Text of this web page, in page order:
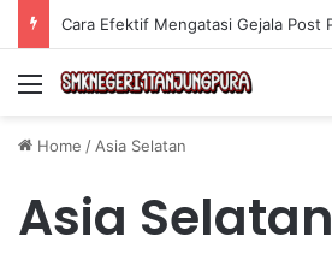
Menu
Home / Asia Selatan
Asia Selatan